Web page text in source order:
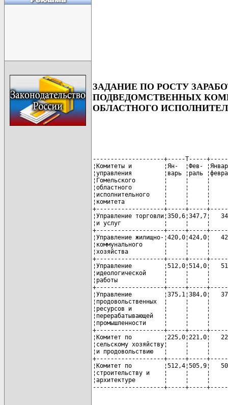
ЗАДАНИЕ ПО РОСТУ
ПОДВЕДОМСТВЕННЫХ
ОБЛАСТНОГО
--------------------+-----T-----
¦Комитеты и         ¦Ян-  ¦Фев-
¦управления         ¦варь ¦раль
¦Гомельского        ¦     ¦
¦областного         ¦     ¦
¦исполнительного    ¦     ¦
¦комитета           ¦     ¦
+-------------------+-----+-----
¦Управление торговли¦350,6¦347,7¦
¦и услуг            ¦     ¦     ¦
+-------------------+-----+-----
¦Управление жилищно-¦420,0¦424,0¦
¦коммунального      ¦     ¦
¦хозяйства          ¦     ¦
+-------------------+-----+-----
¦Управление         ¦512,0¦514,0¦
¦идеологической     ¦     ¦
¦работы             ¦     ¦     ¦
+-------------------+-----+-----
¦Управление         ¦375,1¦384,0¦
¦продовольственных  ¦     ¦
¦ресурсов и         ¦     ¦
¦перерабатывающей   ¦     ¦
¦промышленности     ¦     ¦
+-------------------+-----+-----
¦Комитет по         ¦225,0¦221,0¦
¦сельскому хозяйству¦
¦и продовольствию   ¦     ¦
+-------------------+-----+-----
¦Комитет по         ¦512,4¦505,9¦
¦строительству и    ¦     ¦
¦архитектуре        ¦     ¦
--------------------+-----+-----